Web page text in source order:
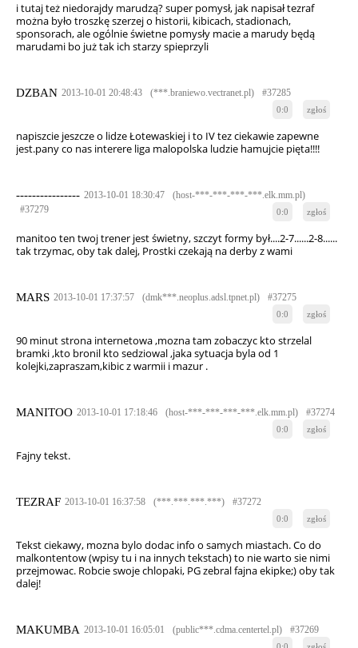
i tutaj też niedorajdy marudzą? super pomysł, jak napisał tezraf
można było troszkę szerzej o historii, kibicach, stadionach,
sponsorach, ale ogólnie świetne pomysły macie a marudy będą
marudami bo już tak ich starzy spieprzyli
DZBAN 2013-10-01 20:48:43 (***.braniewo.vectranet.pl) #37285
0:0 zgłoś
napiszcie jeszcze o lidze Łotewaskiej i to IV tez ciekawie zapewne
jest.pany co nas interere liga malopolska ludzie hamujcie pięta!!!!
---------------- 2013-10-01 18:30:47
(host-***-***-***-***.elk.mm.pl)
#37279
0:0 zgłoś
manitoo ten twoj trener jest świetny, szczyt formy był....2-7......2-8......
tak trzymac, oby tak dalej, Prostki czekają na derby z wami
MARS 2013-10-01 17:37:57 (dmk***.neoplus.adsl.tpnet.pl) #37275
0:0 zgłoś
90 minut strona internetowa ,mozna tam zobaczyc kto strzelal
bramki ,kto bronil kto sedziowal ,jaka sytuacja byla od 1
kolejki,zapraszam,kibic z warmii i mazur .
MANITOO 2013-10-01 17:18:46 (host-***-***-***-***.elk.mm.pl) #37274
0:0 zgłoś
Fajny tekst.
TEZRAF 2013-10-01 16:37:58 (***.***.***.***) #37272
0:0 zgłoś
Tekst ciekawy, mozna bylo dodac info o samych miastach. Co do
malkontentow (wpisy tu i na innych tekstach) to nie warto sie nimi
przejmowac. Robcie swoje chlopaki, PG zebral fajna ekipke;) oby tak
dalej!
MAKUMBA 2013-10-01 16:05:01 (public***.cdma.centertel.pl) #37269